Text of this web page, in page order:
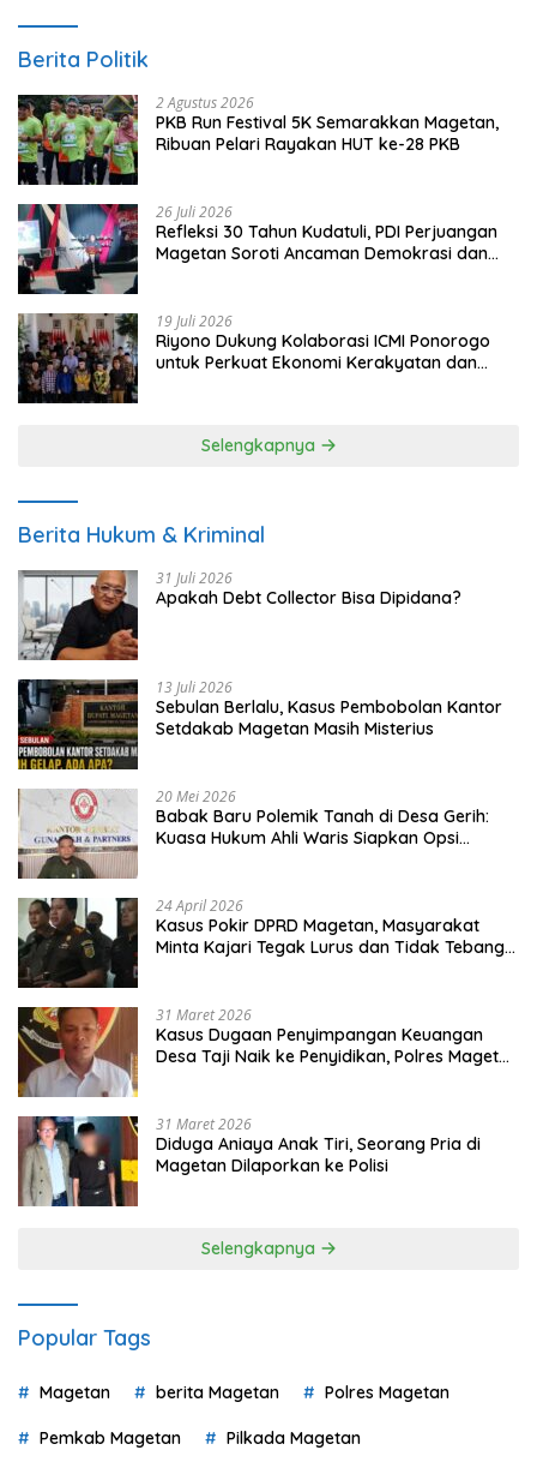
Berita Politik
2 Agustus 2026
PKB Run Festival 5K Semarakkan Magetan,
Ribuan Pelari Rayakan HUT ke-28 PKB
26 Juli 2026
Refleksi 30 Tahun Kudatuli, PDI Perjuangan
Magetan Soroti Ancaman Demokrasi dan
19 Juli 2026
Riyono Dukung Kolaborasi ICMI Ponorogo
untuk Perkuat Ekonomi Kerakyatan dan
Selengkapnya
Berita Hukum & Kriminal
31 Juli 2026
Apakah Debt Collector Bisa Dipidana?
13 Juli 2026
Sebulan Berlalu, Kasus Pembobolan Kantor
Setdakab Magetan Masih Misterius
20 Mei 2026
Babak Baru Polemik Tanah di Desa Gerih:
Kuasa Hukum Ahli Waris Siapkan Opsi
24 April 2026
Kasus Pokir DPRD Magetan, Masyarakat
Minta Kajari Tegak Lurus dan Tidak Tebang
31 Maret 2026
Kasus Dugaan Penyimpangan Keuangan
Desa Taji Naik ke Penyidikan, Polres Magetan
31 Maret 2026
Diduga Aniaya Anak Tiri, Seorang Pria di
Magetan Dilaporkan ke Polisi
Selengkapnya
Popular Tags
Magetan berita Magetan Polres Magetan
Pemkab Magetan Pilkada Magetan